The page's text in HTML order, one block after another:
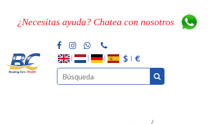
¿Necesitas ayuda? Chatea con nosotros
$ €